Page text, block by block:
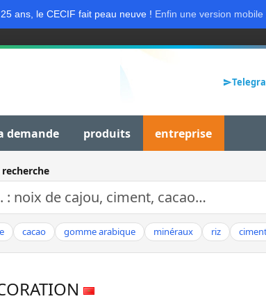
ans, le CECIF fait peau neuve ! Enfin une version
demande produits entreprise
cacao gomme arabique minéraux riz